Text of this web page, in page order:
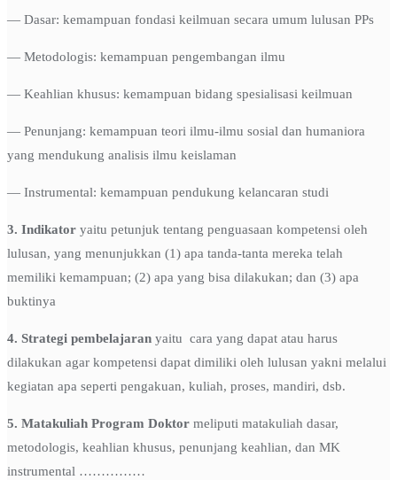
— Dasar: kemampuan fondasi keilmuan secara umum lulusan PPs
— Metodologis: kemampuan pengembangan ilmu
— Keahlian khusus: kemampuan bidang spesialisasi keilmuan
— Penunjang: kemampuan teori ilmu-ilmu sosial dan humaniora
yang mendukung analisis ilmu keislaman
— Instrumental: kemampuan pendukung kelancaran studi
3. Indikator yaitu petunjuk tentang penguasaan kompetensi oleh
lulusan, yang menunjukkan (1) apa tanda-tanta mereka telah
memiliki kemampuan; (2) apa yang bisa dilakukan; dan (3) apa
buktinya
4. Strategi pembelajaran yaitu cara yang dapat atau harus
dilakukan agar kompetensi dapat dimiliki oleh lulusan yakni melalui
kegiatan apa seperti pengakuan, kuliah, proses, mandiri, dsb.
5. Matakuliah Program Doktor meliputi matakuliah dasar,
metodologis, keahlian khusus, penunjang keahlian, dan MK
instrumental ……………